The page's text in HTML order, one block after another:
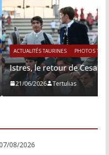
TAURINES 2026
Rincon en photos
08/2026